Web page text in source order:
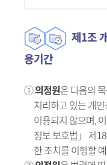
제1조
용기간
①의정원은 다음의
처리하고 있는 개
이용되지 않으며,
정보 보호법」 제
한 조치를 이행할